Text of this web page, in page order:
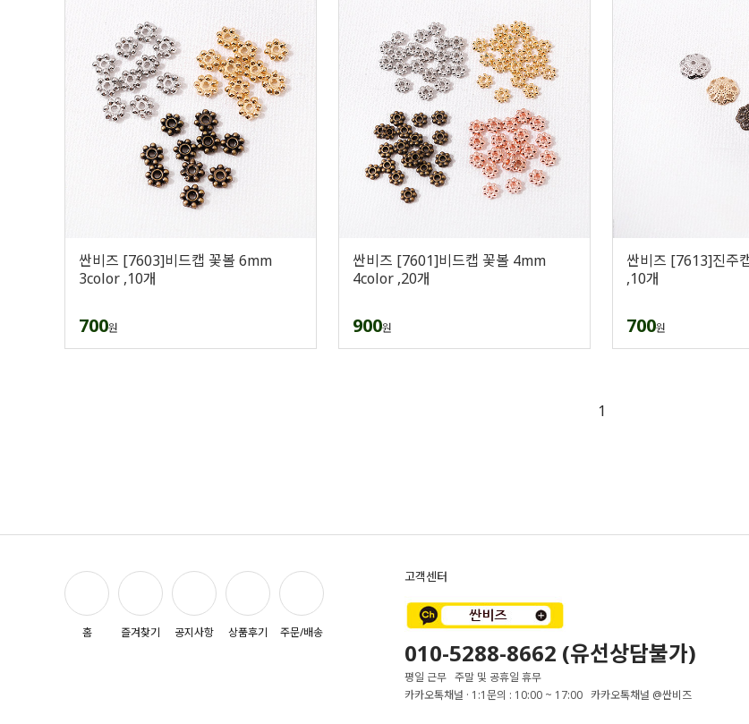
싼비즈 [7603]비드캡 꽃볼 6mm
3color ,10개
700원
싼비즈 [7601]비드캡 꽃볼 4mm
4color ,20개
900원
싼비즈 [7613]진주
,10개
700원
1
홈 즐겨찾기 공지사항 상품후기 주문/배송
고객센터
010-5288-8662 (유선상담불가)
평일 근무 주말 및 공휴일 휴무
카카오톡채널 · 1:1문의 : 10:00 ~ 17:00 카카오톡채널 @싼비즈